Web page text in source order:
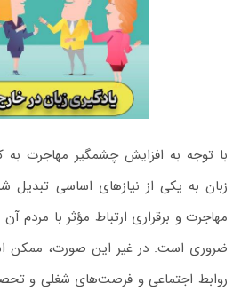
با توجه به افزایش چشمگیر مهاجرت به
زبان به یکی از نیازهای اساسی
مهاجرت و برقراری ارتباط مؤثر با مردم
ضروری است. در غیر این صورت،
روابط اجتماعی و فرصت‌های شغلی و